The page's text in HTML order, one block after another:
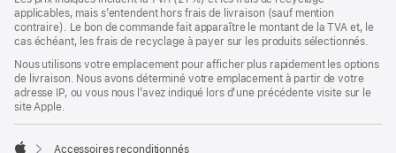
page
une
nouvelle
fenêtre)
applicables, mais s’entendent hors frais de livraison (sauf mention
contraire). Le bon de commande fait apparaître le montant de la TVA et, le
cas échéant, les frais de recyclage à payer sur les produits sélectionnés.
Nous utilisons votre emplacement pour afficher plus rapidement les options
de livraison. Nous avons déterminé votre emplacement à partir de votre
adresse IP, ou vous nous l’avez indiqué lors d’une précédente visite sur le
site Apple.
Accessoires reconditionnés